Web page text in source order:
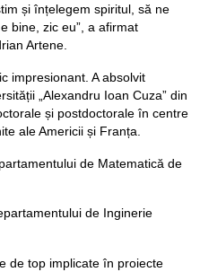
și înțelegem spiritul, să ne
bine, zic eu”, a afirmat
Artene.
impresionant. A absolvit
„Alexandru Ioan Cuza” din
și postdoctorale în centre
ale Americii și Franța.
de Matematică de
de Inginerie
de top implicate în proiecte